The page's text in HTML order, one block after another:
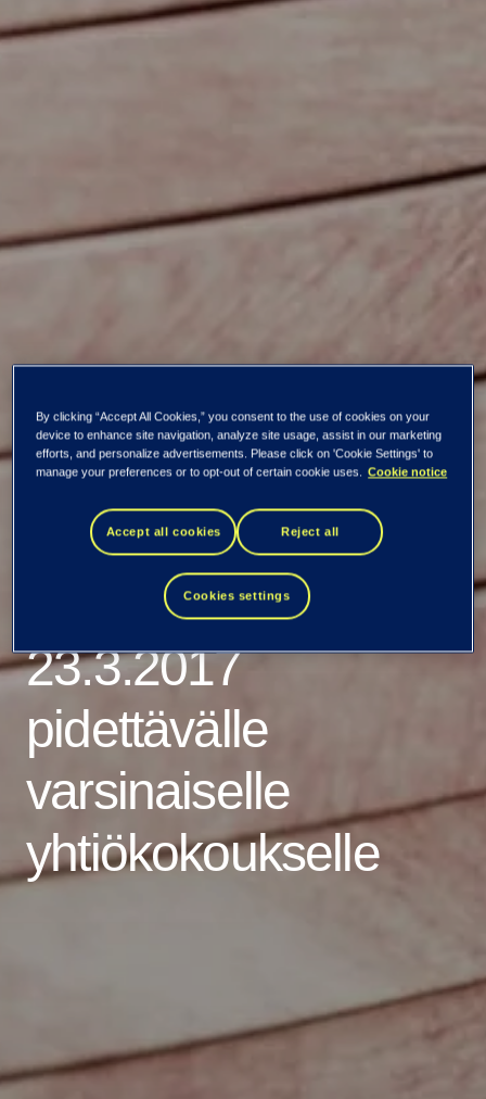
Kaikki uutiset ja tiedotteet
Tieto Oyj:n
hallituksen
ehdotukset
23.3.2017
pidettävälle
varsinaiselle
yhtiökokoukselle
By clicking “Accept All Cookies,” you consent to the use of cookies on your
device to enhance site navigation, analyze site usage, assist in our marketing
efforts, and personalize advertisements. Please click on 'Cookie Settings' to
manage your preferences or to opt-out of certain cookie uses.
Cookie notice
Accept all cookies Reject all
Cookies settings